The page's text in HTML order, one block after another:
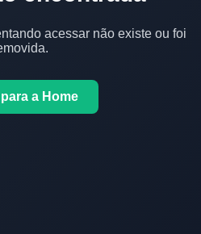
acessar não existe ou foi
a Home